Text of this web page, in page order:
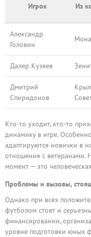
Игрок Из
Александр
Головин
Далер Кузяев
Дмитрий
Спиридонов
Кто-то уходит, кто-то
динамику в игре.
адаптируются новички в
отношения с ветеранами.
момент — это
Проблемы и вызовы,
Однако при всех
футболом стоят и
финансировании,
уровне подготовки юных